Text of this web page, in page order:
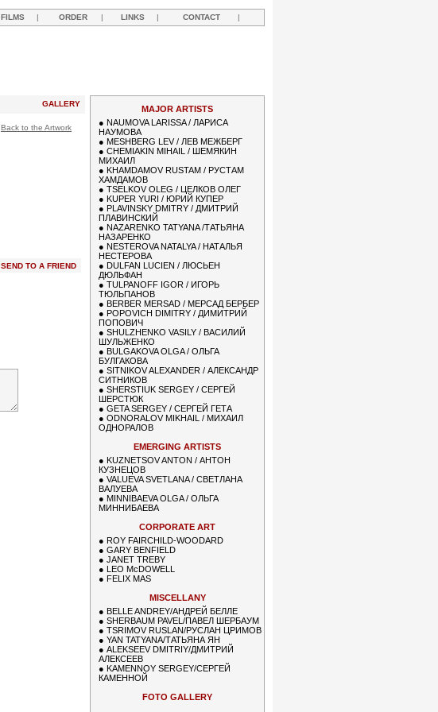
FILMS | ORDER | LINKS | CONTACT |
GALLERY
Back to the Artwork
SEND TO A FRIEND
MAJOR ARTISTS
● NAUMOVA LARISSA / ЛАРИСА
НАУМОВА
● MESHBERG LEV / ЛЕВ МЕЖБЕРГ
● CHEMIAKIN MIHAIL / ШЕМЯКИН
МИХАИЛ
● KHAMDAMOV RUSTAM / РУСТАМ
ХАМДАМОВ
● TSELKOV OLEG / ЦЕЛКОВ ОЛЕГ
● KUPER YURI / ЮРИЙ КУПЕР
● PLAVINSKY DMITRY / ДМИТРИЙ
ПЛАВИНСКИЙ
● NAZARENKO TATYANA /ТАТЬЯНА
НАЗАРЕНКО
● NESTEROVA NATALYA / НАТАЛЬЯ
НЕСТЕРОВА
● DULFAN LUCIEN / ЛЮСЬЕН
ДЮЛЬФАН
● TULPANOFF IGOR / ИГОРЬ
ТЮЛЬПАНОВ
● BERBER MERSAD / МЕРСАД БЕРБЕР
● POPOVICH DIMITRY / ДИМИТРИЙ
ПОПОВИЧ
● SHULZHENKO VASILY / ВАСИЛИЙ
ШУЛЬЖЕНКО
● BULGAKOVA OLGA / ОЛЬГА
БУЛГАКОВА
● SITNIKOV ALEXANDER / АЛЕКСАНДР
СИТНИКОВ
● SHERSTIUK SERGEY / СЕРГЕЙ
ШЕРСТЮК
● GETA SERGEY / СЕРГЕЙ ГЕТА
● ODNORALOV MIKHAIL / МИХАИЛ
ОДНОРАЛОВ
EMERGING ARTISTS
● KUZNETSOV ANTON / АНТОН
КУЗНЕЦОВ
● VALUEVA SVETLANA / СВЕТЛАНА
ВАЛУЕВА
● MINNIBAEVA OLGA / ОЛЬГА
МИННИБАЕВА
CORPORATE ART
● ROY FAIRCHILD-WOODARD
● GARY BENFIELD
● JANET TREBY
● LEO McDOWELL
● FELIX MAS
MISCELLANY
● BELLE ANDREY/АНДРЕЙ БЕЛЛЕ
● SHERBAUM PAVEL/ПАВЕЛ ШЕРБАУМ
● TSRIMOV RUSLAN/РУСЛАН ЦРИМОВ
● YAN TATYANA/ТАТЬЯНА ЯН
● ALEKSEEV DMITRIY/ДМИТРИЙ
АЛЕКСЕЕВ
● KAMENNOY SERGEY/СЕРГЕЙ
КАМЕННОЙ
FOTO GALLERY